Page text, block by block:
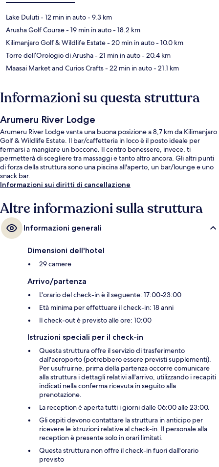
Lake Duluti- 12 min in auto- 9.3 km
Arusha Golf Course- 19 min in auto- 18.2 km
Kilimanjaro Golf & Wildlife Estate- 20 min in auto- 10.0 km
Torre dell’Orologio di Arusha- 21 min in auto- 20.4 km
Maasai Market and Curios Crafts- 22 min in auto- 21.1 km
Informazioni su questa struttura
Arumeru River Lodge
Arumeru River Lodge vanta una buona posizione a 8,7 km da Kilimanjaro
Golf & Wildlife Estate. Il bar/caffetteria in loco è il posto ideale per
fermarsi a mangiare un boccone. Il centro benessere, invece, ti
permetterà di scegliere tra massaggi e tanto altro ancora. Gli altri punti
di forza della struttura sono una piscina all'aperto, un bar/lounge e uno
snack bar.
Informazioni sui diritti di cancellazione
Altre informazioni sulla struttura
Informazioni generali
Dimensioni dell'hotel
29 camere
Arrivo/partenza
L'orario del check-in è il seguente: 17:00-23:00
Età minima per effettuare il check-in: 18 anni
Il check-out è previsto alle ore: 10:00
Istruzioni speciali per il check-in
Questa struttura offre il servizio di trasferimento
dall'aeroporto (potrebbero essere previsti supplementi).
Per usufruirne, prima della partenza occorre comunicare
alla struttura i dettagli relativi all'arrivo, utilizzando i recapiti
indicati nella conferma ricevuta in seguito alla
prenotazione.
La reception è aperta tutti i giorni dalle 06:00 alle 23:00.
Gli ospiti devono contattare la struttura in anticipo per
ricevere le istruzioni relative al check-in. Il personale alla
reception è presente solo in orari limitati.
Questa struttura non offre il check-in fuori dall'orario
previsto